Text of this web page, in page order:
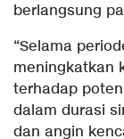
berlangsung
“Selama
meningkatkan
terhadap
dalam durasi
dan angin